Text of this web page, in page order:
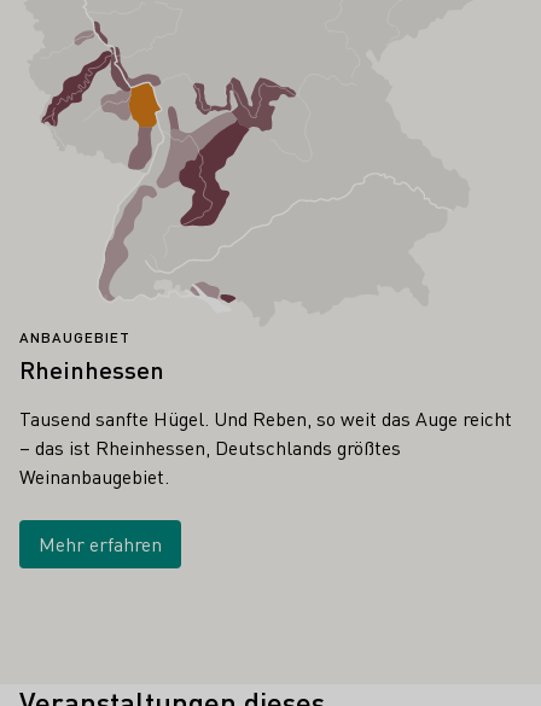
ANBAUGEBIET
Rheinhessen
Tausend sanfte Hügel. Und Reben, so weit das Auge reicht
– das ist Rheinhessen, Deutschlands größtes
Weinanbaugebiet.
Mehr erfahren